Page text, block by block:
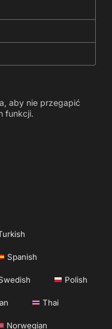
aby nie przegapić
funkcji.
Spanish
Polish
Thai
Norwegian